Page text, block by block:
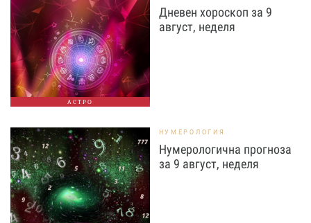
АСТРО
Дневен хороскоп за 9
август, неделя
НУМЕРОЛОГИЯ
Нумерологична прогноза
за 9 август, неделя